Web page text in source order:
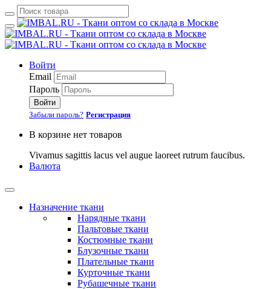
Войти
Email
Пароль
Войти
Забыли пароль? Регистрация
В корзине нет товаров
Vivamus sagittis lacus vel augue laoreet rutrum faucibus.
Валюта
Назначение ткани
Нарядные ткани
Пальтовые ткани
Костюмные ткани
Блузочные ткани
Плательные ткани
Курточные ткани
Рубашечные ткани